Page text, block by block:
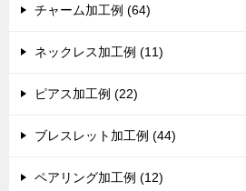
チャーム加工例 (64)
ネックレス加工例 (11)
ピアス加工例 (22)
ブレスレット加工例 (44)
ペアリング加工例 (12)